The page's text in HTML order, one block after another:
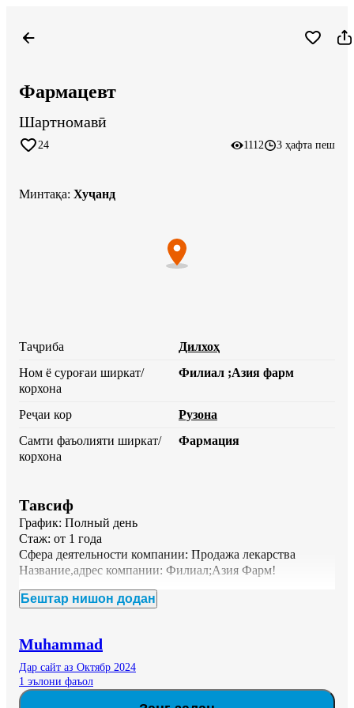
Фармацевт
Шартномавӣ
24 1112 3 ҳафта пеш
Минтақа: Хуҷанд
Таҷриба
Дилхоҳ
Ном ё суроғаи ширкат/
корхона
Филиал ;Азия фарм
Реҷаи кор
Рузона
Самти фаъолияти ширкат/
корхона
Фармация
Тавсиф
График: Полный день
Стаж: от 1 года
Сфера деятельности компании: Продажа лекарства
Название,адрес компании: Филиал;Азия Фарм!
Вакансия: Фармацевт
клиентов высококачественными медицинскими
продуктами и услугами.
Обязанности:
Бештар нишон додан
Muhammad
Дар сайт аз Октябр 2024
1 эълони фаъол